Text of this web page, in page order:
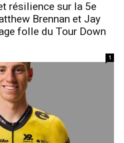
résilience sur la 5e
Brennan et Jay
folle du Tour Down
1